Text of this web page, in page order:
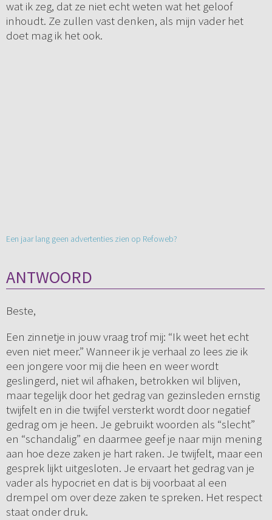
wat ik zeg, dat ze niet echt weten wat het geloof
inhoudt. Ze zullen vast denken, als mijn vader het
doet mag ik het ook.
Een jaar lang geen advertenties zien op Refoweb?
ANTWOORD
Beste,
Een zinnetje in jouw vraag trof mij: “Ik weet het echt
even niet meer.” Wanneer ik je verhaal zo lees zie ik
een jongere voor mij die heen en weer wordt
geslingerd, niet wil afhaken, betrokken wil blijven,
maar tegelijk door het gedrag van gezinsleden ernstig
twijfelt en in die twijfel versterkt wordt door negatief
gedrag om je heen. Je gebruikt woorden als “slecht”
en “schandalig” en daarmee geef je naar mijn mening
aan hoe deze zaken je hart raken. Je twijfelt, maar een
gesprek lijkt uitgesloten. Je ervaart het gedrag van je
vader als hypocriet en dat is bij voorbaat al een
drempel om over deze zaken te spreken. Het respect
staat onder druk.